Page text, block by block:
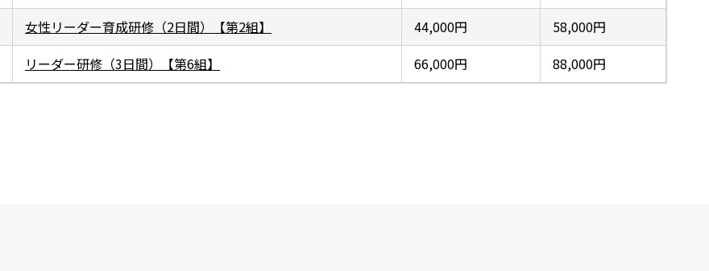
女性リーダー育成研修（2日間）【第2組】 44,000円
58,000円
リーダー研修（3日間）【第6組】 66,000円 88,000円